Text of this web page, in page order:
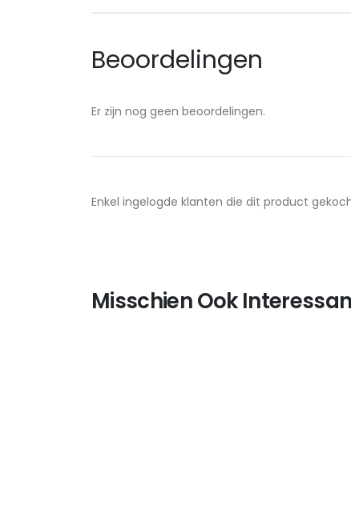
Beoordelingen
Er zijn nog geen beoordelingen.
Enkel ingelogde klanten die dit product
Misschien Ook